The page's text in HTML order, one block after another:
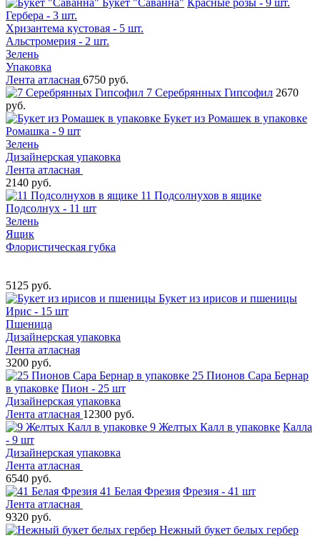
Гербера - 3 шт.
Хризантема кустовая - 5 шт.
Альстромерия - 2 шт.
Зелень
Упаковка
Лента атласная 6750 руб.
7 Серебрянных Гипсофил 2670
руб.
Букет из Ромашек в упаковке
Ромашка - 9 шт
Зелень
Дизайнерская упаковка
Лента атласная
2140 руб.
11 Подсолнухов в ящике
Подсолнух - 11 шт
Зелень
Ящик
Флористическая губка
5125 руб.
Букет из ирисов и пшеницы
Ирис - 15 шт
Пшеница
Дизайнерская упаковка
Лента атласная
3200 руб.
25 Пионов Сара Бернар
в упаковке Пион - 25 шт
Дизайнерская упаковка
Лента атласная 12300 руб.
9 Желтых Калл в упаковке Калла
- 9 шт
Дизайнерская упаковка
Лента атласная
6540 руб.
41 Белая Фрезия Фрезия - 41 шт
Лента атласная
9320 руб.
Нежный букет белых гербер